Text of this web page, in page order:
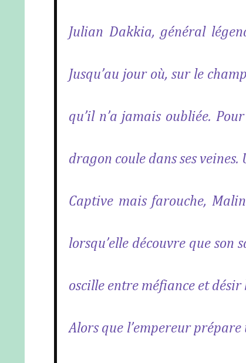
Julian Dakkia, général
Jusqu’au jour où, sur le
qu’il n’a jamais oubliée.
dragon coule dans ses
Captive mais farouche,
lorsqu’elle découvre que son
oscille entre méfiance et
Alors que l’empereur